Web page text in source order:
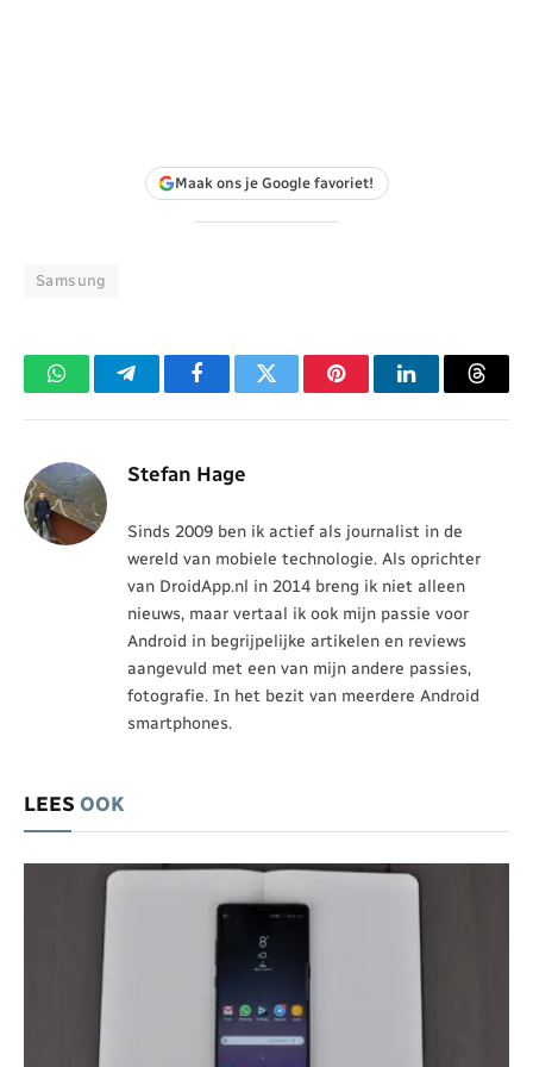
Maak ons je Google favoriet!
Samsung
WhatsAppTelegramFacebookTwitter PinterestLinkedIn
Stefan Hage
Sinds 2009 ben ik actief als journalist in de
wereld van mobiele technologie. Als oprichter
van DroidApp.nl in 2014 breng ik niet alleen
nieuws, maar vertaal ik ook mijn passie voor
Android in begrijpelijke artikelen en reviews
aangevuld met een van mijn andere passies,
fotografie. In het bezit van meerdere Android
smartphones.
LEES OOK